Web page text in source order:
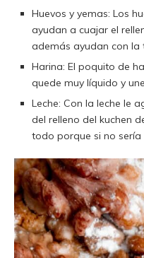
Huevos y yemas: Los
ayudan a cuajar el
además ayudan con la
Harina: El poquito de
quede muy líquido y
Leche: Con la leche le
del relleno del kuchen
todo porque si no sería